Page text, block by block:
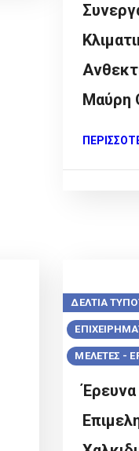
Μαύρη
ΔΕΛΤΙΑ
ΜΕΛΕΤΕΣ -
Έρευνα